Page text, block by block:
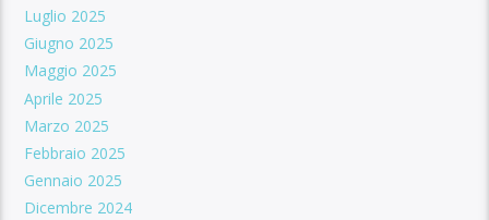
Luglio 2025
Giugno 2025
Maggio 2025
Aprile 2025
Marzo 2025
Febbraio 2025
Gennaio 2025
Dicembre 2024